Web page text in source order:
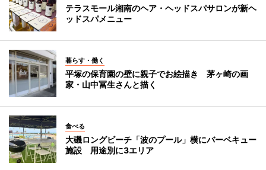
テラスモール湘南のヘア・ヘッドスパサロンが新ヘ
ッドスパメニュー
暮らす・働く
平塚の保育園の壁に親子でお絵描き 茅ヶ崎の画
家・山中冨生さんと描く
食べる
大磯ロングビーチ「波のプール」横にバーベキュー
施設 用途別に3エリア